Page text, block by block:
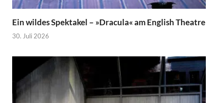
Ein wildes Spektakel – »Dracula« am English Theatre
30. Juli 2026